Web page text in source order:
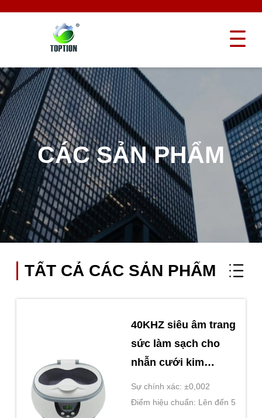
CÁC SẢN PHẨM
TẤT CẢ CÁC SẢN PHẨM
40KHZ siêu âm trang
sức làm sạch cho
nhẫn cưới kim
cương
Sự chính xác: ±0,002
Điểm hiệu chuẩn: Lên đến 5